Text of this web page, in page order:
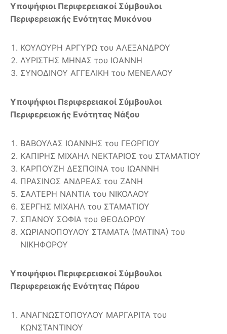
Υποψήφιοι Περιφερειακοί Σύμβουλοι
Περιφερειακής Ενότητας Μυκόνου
ΚΟΥΛΟΥΡΗ ΑΡΓΥΡΩ του ΑΛΕΞΑΝΔΡΟΥ
ΛΥΡΙΣΤΗΣ ΜΗΝΑΣ του ΙΩΑΝΝΗ
ΣΥΝΟΔΙΝΟΥ ΑΓΓΕΛΙΚΗ του ΜΕΝΕΛΑΟΥ
Υποψήφιοι Περιφερειακοί Σύμβουλοι
Περιφερειακής Ενότητας Νάξου
ΒΑΒΟΥΛΑΣ ΙΩΑΝΝΗΣ του ΓΕΩΡΓΙΟΥ
ΚΑΠΙΡΗΣ ΜΙΧΑΗΛ ΝΕΚΤΑΡΙΟΣ του ΣΤΑΜΑΤΙΟΥ
ΚΑΡΠΟΥΖΗ ΔΕΣΠΟΙΝΑ του ΙΩΑΝΝΗ
ΠΡΑΣΙΝΟΣ ΑΝΔΡΕΑΣ του ΖΑΝΗ
ΣΑΛΤΕΡΗ ΝΑΝΤΙΑ του ΝΙΚΟΛΑΟΥ
ΣΕΡΓΗΣ ΜΙΧΑΗΛ του ΣΤΑΜΑΤΙΟΥ
ΣΠΑΝΟΥ ΣΟΦΙΑ του ΘΕΟΔΩΡΟΥ
ΧΩΡΙΑΝΟΠΟΥΛΟΥ ΣΤΑΜΑΤΑ (ΜΑΤΙΝΑ) του
ΝΙΚΗΦΟΡΟΥ
Υποψήφιοι Περιφερειακοί Σύμβουλοι
Περιφερειακής Ενότητας Πάρου
ΑΝΑΓΝΩΣΤΟΠΟΥΛΟΥ ΜΑΡΓΑΡΙΤΑ του
ΚΩΝΣΤΑΝΤΙΝΟΥ